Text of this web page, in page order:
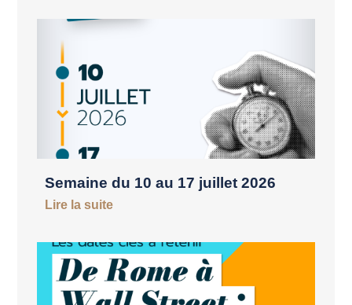
Semaine du 10 au 17 juillet 2026
Lire la suite